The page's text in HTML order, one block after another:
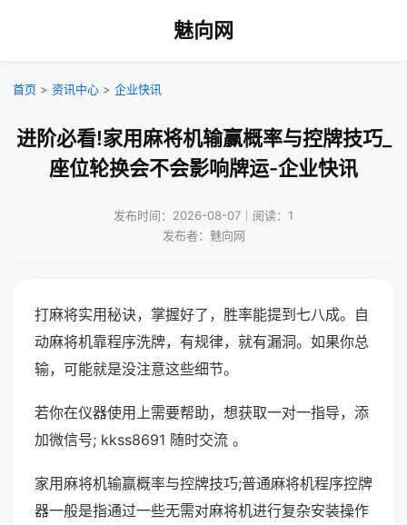
魅向网
首页 > 资讯中心 > 企业快讯
进阶必看!家用麻将机输赢概率与控牌技巧_
座位轮换会不会影响牌运-企业快讯
发布时间：2026-08-07｜阅读：1
发布者：魅向网
打麻将实用秘诀，掌握好了，胜率能提到七八成。自
动麻将机靠程序洗牌，有规律，就有漏洞。如果你总
输，可能就是没注意这些细节。
若你在仪器使用上需要帮助，想获取一对一指导，添
加微信号; kkss8691 随时交流 。
家用麻将机输赢概率与控牌技巧;普通麻将机程序控牌
器一般是指通过一些无需对麻将机进行复杂安装操作